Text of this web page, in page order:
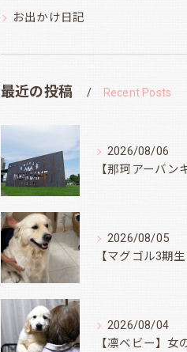
お出かけ日記
最近の投稿 Recent Posts
2026/08/06
2026/08/05
2026/08/04
【凛ベビー】